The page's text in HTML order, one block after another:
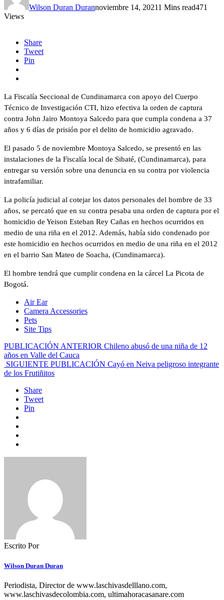
Wilson Duran Durannoviembre 14, 20211 Mins read471
Views
Share
Tweet
Pin
La Fiscalía Seccional de Cundinamarca con apoyo del Cuerpo
Técnico de Investigación CTI, hizo efectiva la orden de captura
contra John Jairo Montoya Salcedo para que cumpla condena a 37
años y 6 días de prisión por el delito de homicidio agravado.
El pasado 5 de noviembre Montoya Salcedo, se presentó en las
instalaciones de la Fiscalía local de Sibaté, (Cundinamarca), para
entregar su versión sobre una denuncia en su contra por violencia
intrafamiliar.
La policía judicial al cotejar los datos personales del hombre de 33
años, se percató que en su contra pesaba una orden de captura por el
homicidio de Yeison Esteban Rey Cañas en hechos ocurridos en
medio de una riña en el 2012. Además, había sido condenado por
este homicidio en hechos ocurridos en medio de una riña en el 2012
en el barrio San Mateo de Soacha, (Cundinamarca).
El hombre tendrá que cumplir condena en la cárcel La Picota de
Bogotá.
Air Ear
Camera Accessories
Pets
Site Tips
PUBLICACIÓN ANTERIOR Chileno abusó de una niña de 12
años en Valle del Cauca
SIGUIENTE PUBLICACIÓN Cayó en Neiva peligroso integrante
de los Frutiñitos
Share
Tweet
Pin
Escrito Por
Wilson Duran Duran
Periodista, Director de www.laschivasdelllano.com,
www.laschivasdecolombia.com, ultimahoracasanare.com